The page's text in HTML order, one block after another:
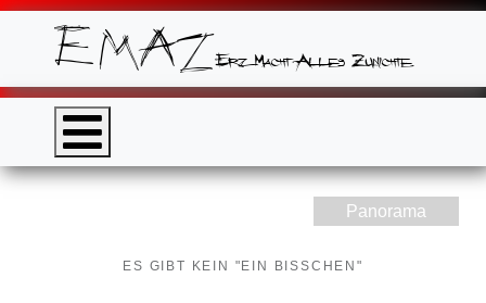
Panorama
ES GIBT KEIN "EIN BISSCHEN"